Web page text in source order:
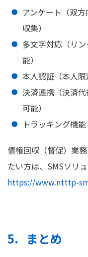
アンケート（双
収集）
多文字対応（リ
能）
本人認証（本人限
決済連携（決済
可能）
トラッキング機
債権回収（督促）業
たい方は、SMSソリ
https://www.ntttp-
まとめ